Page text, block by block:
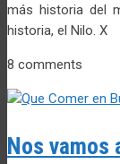
más historia del
historia, el Nilo. X
8 comments
Nos vamos